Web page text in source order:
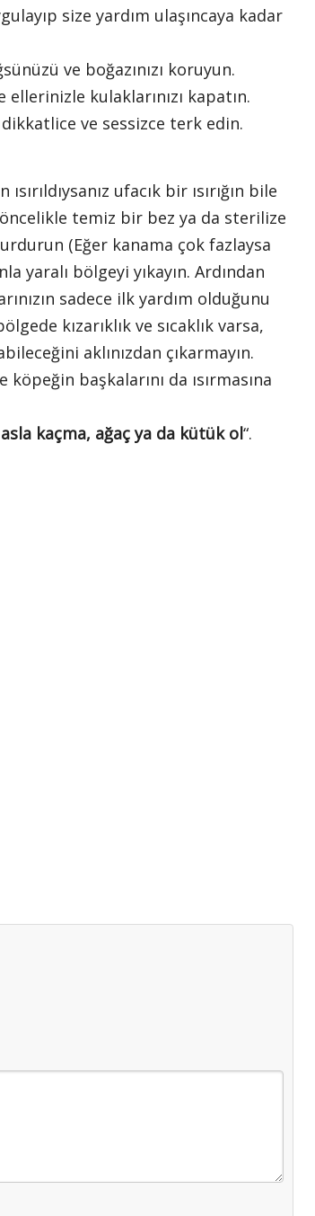
size yardım ulaşıncaya kadar
ve boğazınızı koruyun.
kulaklarınızı kapatın.
ve sessizce terk edin.
ufacık bir ısırığın bile
temiz bir bez ya da sterilize
(Eğer kanama çok fazlaysa
yaralı bölgeyi yıkayın. Ardından
sadece ilk yardım olduğunu
kızarıklık ve sıcaklık varsa,
aklınızdan çıkarmayın.
başkalarını da ısırmasına
kaçma, ağaç ya da kütük ol“.